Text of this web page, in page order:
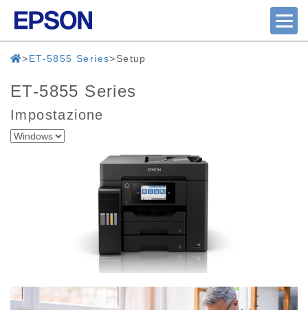
ET-5855 Series Setup
ET-5855 Series
Impostazione